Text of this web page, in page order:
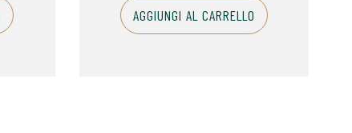
AGGIUNGI AL CARRELLO